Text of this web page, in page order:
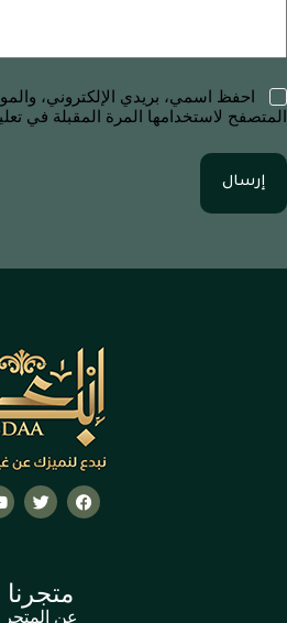
احفظ اسمي، بريدي الإلكتروني،
المتصفح لاستخدامها المرة المقبلة في
إرسال
متجرنا
عن المتجر